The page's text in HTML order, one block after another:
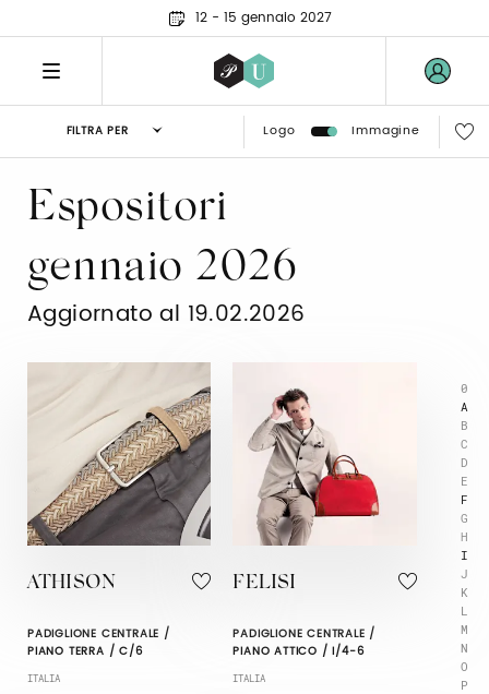
12 - 15 gennaio 2027
FILTRA PER Logo Immagine
0
A
B
C
D
E
F
G
H
I
J
K
L
M
N
O
P
Espositori
gennaio 2026
Aggiornato al 19.02.2026
ATHISON
PADIGLIONE CENTRALE /
PIANO TERRA / C/6
ITALIA
FELISI
PADIGLIONE CENTRALE /
PIANO ATTICO / I/4-6
ITALIA